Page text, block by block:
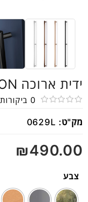
ידית ארוכה MOON דגם 0629L
0
5
0 ביקורות
מק"ט: 0629L
₪490.00
צבע